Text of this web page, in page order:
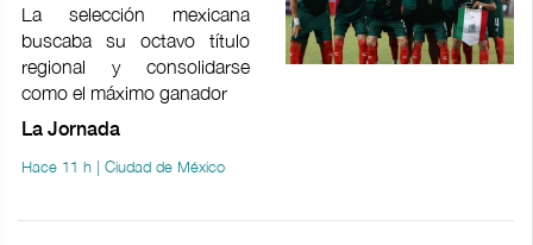
La selección mexicana
buscaba su octavo título
regional y consolidarse
como el máximo ganador
La Jornada
Hace 11 h | Ciudad de México